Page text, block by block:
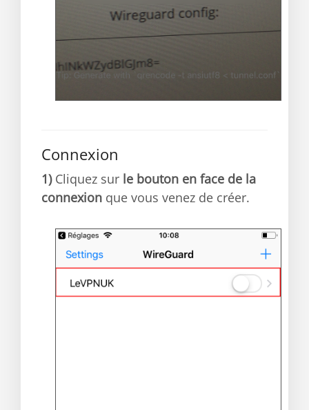
Connexion
1)Cliquez sur le bouton en face de la
connexion que vous venez de créer.